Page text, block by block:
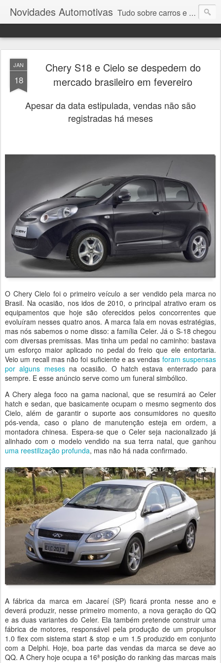
Novidades Automotivas Tudo sobre carros e motores
JAN
18
Chery S18 e Cielo se despedem do
mercado brasileiro em fevereiro
Apesar da data estipulada, vendas não são
registradas há meses
O Chery Cielo foi o primeiro veículo a ser vendido pela marca no
Brasil. Na ocasião, nos idos de 2010, o principal atrativo eram os
equipamentos que hoje são oferecidos pelos concorrentes que
evoluíram nesses quatro anos. A marca fala em novas estratégias,
mas nós sabemos o nome disso: a família Celer. Já o S-18 chegou
com diversas premissas. Mas tinha um pedal no caminho: bastava
um esforço maior aplicado no pedal do freio que ele entortaria.
Veio um recall mas não foi suficiente e as vendas foram suspensas
por alguns mesesna ocasião. O hatch estava enterrado para
sempre. E esse anúncio serve como um funeral simbólico.
A Chery alega foco na gama nacional, que se resumirá ao Celer
hatch e sedan, que basicamente ocupam o mesmo segmento dos
Cielo, além de garantir o suporte aos consumidores no quesito
pós-venda, caso o plano de manutenção esteja em ordem, a
montadora chinesa. Espera-se que o Celer seja nacionalizado já
alinhado com o modelo vendido na sua terra natal, que ganhou
uma reestilização profunda, mas não há nada confirmado.
A fábrica da marca em Jacareí (SP) ficará pronta nesse ano e
deverá produzir, nesse primeiro momento, a nova geração do QQ
e as duas variantes do Celer. Ela também pretende construir uma
fábrica de motores, responsável pela produção de um propulsor
1.0 flex com sistema start & stop e um 1.5 produzido em conjunto
com a Delphi. Hoje, boa parte das vendas da marca se deve ao
QQ. A Chery hoje ocupa a 16ª posição do ranking das marcas mais